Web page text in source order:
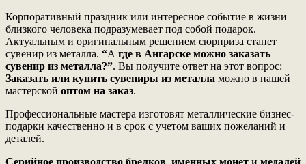
Корпоративный праздник или интересное событие в жизни
близкого человека подразумевает под собой подарок.
Актуальным и оригинальным решением сюрприза станет
сувенир из металла. “А где в Ангарске можно заказать
сувенир из металла?”. Вы получите ответ на этот вопрос:
Заказать или купить сувениры из металла можно в нашей
мастерской оптом на заказ.
Профессиональные мастера изготовят металлические бизнес-
подарки качественно и в срок с учетом ваших пожеланий и
деталей.
Серийное производство брелков, именных монет и медалей